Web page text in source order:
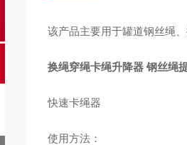
该产品主要用于罐道钢丝绳
换绳穿绳卡绳升降器 钢丝绳
快速卡绳器
使用方法：